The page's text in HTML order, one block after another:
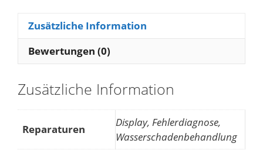
Zusätzliche Information
Bewertungen (0)
Zusätzliche Information
Reparaturen
Display, Fehlerdiagnose,
Wasserschadenbehandlung